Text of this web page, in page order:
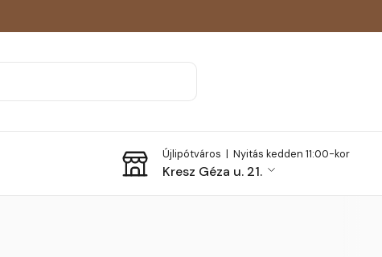
Újlipótváros | Nyitás kedden 11:00-kor
Kresz Géza u. 21.